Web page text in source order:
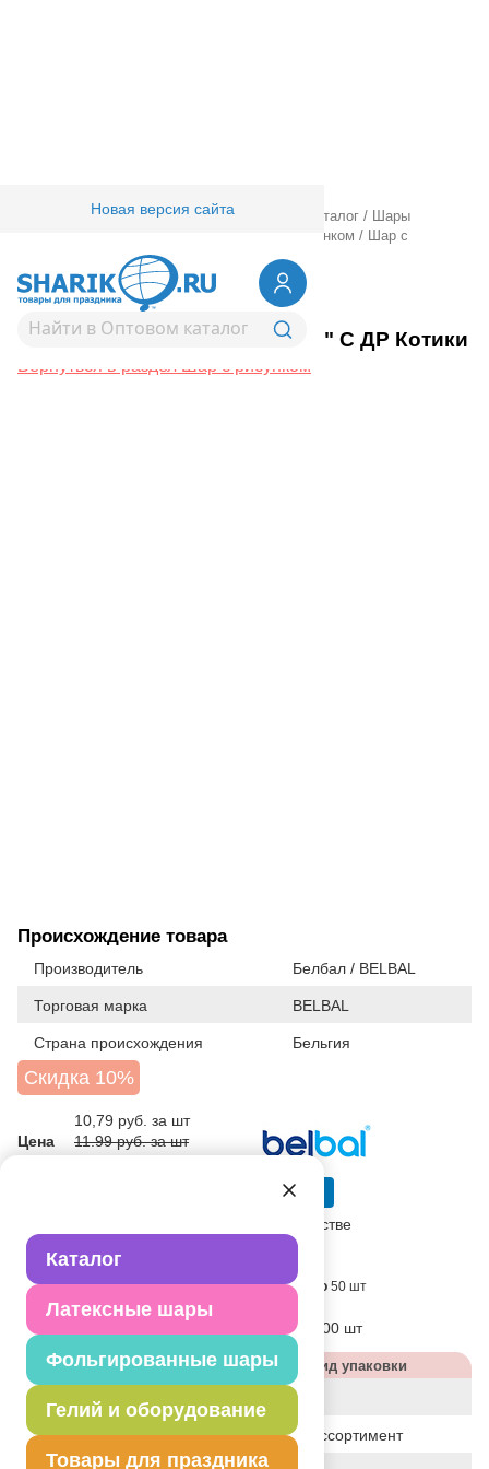
Каталог
Латексные шары
Фольгированные шары
Гелий и оборудование
Товары для праздника
Новая версия сайта
Товары для праздника/ Оптовый каталог /
Шары
Шар с рисунком /
Шар с
рисунком 14" С ДР Котики
1103-3215Шар с рисунком 14" С ДР Котики
Вернуться в раздел Шар с рисунком
Происхождение товара
Производитель Белбал / BELBAL
Торговая марка BELBAL
Страна происхождения Бельгия
Скидка 10%
Цена
10,79 руб. за шт
11.99 руб. за шт
в достаточном количестве
Поставляется партиями кратно 50 шт
Коробка: 2000 шт
Характеристики Вид упаковки
КОТЕНОК
Статус базовый ассортимент